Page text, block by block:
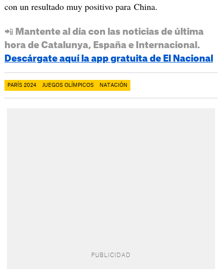
con un resultado muy positivo para China.
📲 Mantente al día con las noticias de última
hora de Catalunya, España e Internacional.
Descárgate aquí la app gratuita de El Nacional
PARÍS 2024 JUEGOS OLÍMPICOS NATACIÓN